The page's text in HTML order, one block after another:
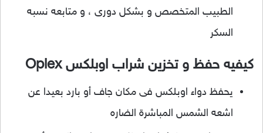
الطبيب المتخصص و بشكل دورى ، و متابعه نسبه
السكر
كيفيه حفظ و تخزين شراب اوبلكس Oplex
يحفظ دواء اوبلكس فى مكان جاف أو بارد بعيدا عن
اشعه الشمس المباشرة الضاره